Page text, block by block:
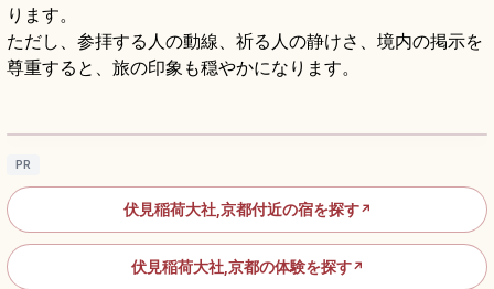
ります。
ただし、参拝する人の動線、祈る人の静けさ、境内の掲示を
尊重すると、旅の印象も穏やかになります。
伏見稲荷大社の見どころ｜千本鳥居と稲荷山
PR
伏見稲荷大社,京都付近の宿を探す↗
伏見稲荷大社,京都の体験を探す↗